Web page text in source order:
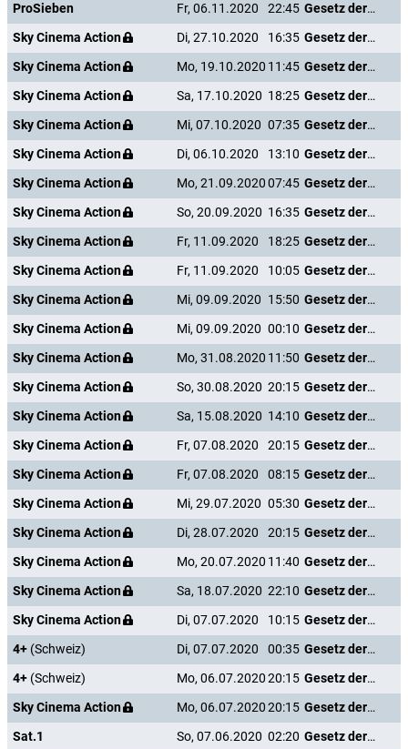
ProSieben
Fr, 06.11.2020 22:45
Gesetz der Rache
Sky Cinema Action
Di, 27.10.2020 16:35
Gesetz der Rache
Sky Cinema Action
Mo, 19.10.2020 11:45
Gesetz der Rache
Sky Cinema Action
Sa, 17.10.2020 18:25
Gesetz der Rache
Sky Cinema Action
Mi, 07.10.2020 07:35
Gesetz der Rache
Sky Cinema Action
Di, 06.10.2020 13:10
Gesetz der Rache
Sky Cinema Action
Mo, 21.09.202007:45
Gesetz der Rache
Sky Cinema Action
So, 20.09.2020 16:35
Gesetz der Rache
Sky Cinema Action
Fr, 11.09.2020 18:25
Gesetz der Rache
Sky Cinema Action
Fr, 11.09.2020 10:05
Gesetz der Rache
Sky Cinema Action
Mi, 09.09.2020 15:50
Gesetz der Rache
Sky Cinema Action
Mi, 09.09.2020 00:10
Gesetz der Rache
Sky Cinema Action
Mo, 31.08.2020 11:50
Gesetz der Rache
Sky Cinema Action
So, 30.08.2020 20:15
Gesetz der Rache
Sky Cinema Action
Sa, 15.08.2020 14:10
Gesetz der Rache
Sky Cinema Action
Fr, 07.08.2020 20:15
Gesetz der Rache
Sky Cinema Action
Fr, 07.08.2020 08:15
Gesetz der Rache
Sky Cinema Action
Mi, 29.07.2020 05:30
Gesetz der Rache
Sky Cinema Action
Di, 28.07.2020 20:15
Gesetz der Rache
Sky Cinema Action
Mo, 20.07.2020 11:40
Gesetz der Rache
Sky Cinema Action
Sa, 18.07.2020 22:10
Gesetz der Rache
Sky Cinema Action
Di, 07.07.2020 10:15
Gesetz der Rache
4+ (Schweiz) Di, 07.07.2020 00:35
Gesetz der Rache
4+ (Schweiz) Mo, 06.07.202020:15
Gesetz der Rache
Sky Cinema Action
Mo, 06.07.202020:15
Gesetz der Rache
Sat.1
So, 07.06.2020 02:20
Gesetz der Rache